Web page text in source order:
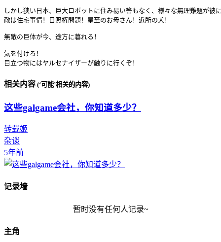
しかし狭い日本、巨大ロボットに住み易い筈もなく、様々な無理難題が彼
敵は住宅事情！日照権問題！星至のお母さん！近所の犬！
無敵の巨体が今、途方に暮れる！
気を付けろ！
目立つ物にはヤルセナイザーが触りに行くぞ！
相关内容 (‘可能’相关的内容)
这些galgame会社，你知道多少？
转载姬
杂谈
5年前
记录墙
暂时没有任何人记录~
主角